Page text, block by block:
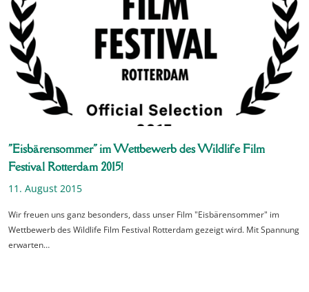
"Eisbärensommer" im Wettbewerb des Wildlife Film
Festival Rotterdam 2015!
11. August 2015
Wir freuen uns ganz besonders, dass unser Film "Eisbärensommer" im
Wettbewerb des Wildlife Film Festival Rotterdam gezeigt wird. Mit Spannung
erwarten…